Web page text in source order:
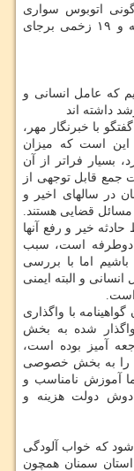
اتوبوس سواری
سیستان و بلوچستان در مهماندوست یک کشته و ۱۹ زخمی برجای
که عامل انسانی و
داشته اند
با خبرنگار مهر،
این است که میزان
بسیار فراتر از آن
جمع قابل توجهی از
در سالهای اخیر و
قضایی هستند.
خیر و رفع آنها
دوطرفه است، سبب
اما با بررسی
و البته ایمنی
با واگذاری
شده به بخش
آمیز بوده است،
را به بخش خصوصی
آموزش نامناسب و
دوش دولت هزینه و
شود که خواب آلودگی
سمنان همچون